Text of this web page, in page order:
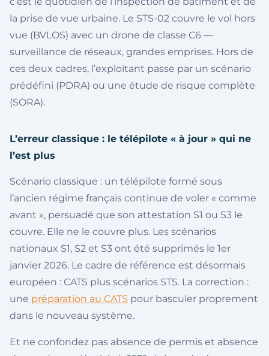
la prise de vue urbaine. Le STS-02 couvre le vol hors
vue (BVLOS) avec un drone de classe C6 —
surveillance de réseaux, grandes emprises. Hors de
ces deux cadres, l’exploitant passe par un scénario
prédéfini (PDRA) ou une étude de risque complète
(SORA).
L’erreur classique : le télépilote « à jour » qui ne
l’est plus
Scénario classique : un télépilote formé sous
l’ancien régime français continue de voler « comme
avant », persuadé que son attestation S1 ou S3 le
couvre. Elle ne le couvre plus. Les scénarios
nationaux S1, S2 et S3 ont été supprimés le 1er
janvier 2026. Le cadre de référence est désormais
européen : CATS plus scénarios STS. La correction :
une préparation au CATS pour basculer proprement
dans le nouveau système.
Et ne confondez pas absence de permis et absence